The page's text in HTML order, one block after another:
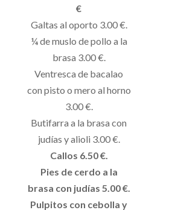
€
Galtas al oporto 3.00 €.
¼ de muslo de pollo a la
brasa 3.00 €.
Ventresca de bacalao
con pisto o mero al horno
3.00 €.
Butifarra a la brasa con
judías y alioli 3.00 €.
Callos 6.50 €.
Pies de cerdo a la
brasa con judías 5.00 €.
Pulpitos con cebolla y